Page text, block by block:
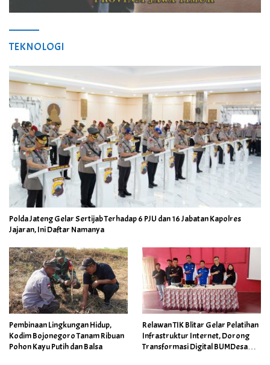
TEKNOLOGI
Polda Jateng Gelar Sertijab Terhadap 6 PJU dan 16 Jabatan Kapolres
Jajaran, Ini Daftar Namanya
Pembinaan Lingkungan Hidup,
Kodim Bojonegoro Tanam Ribuan
Pohon Kayu Putih dan Balsa
Relawan TIK Blitar Gelar Pelatihan
Infrastruktur Internet, Dorong
Transformasi Digital BUMDesa